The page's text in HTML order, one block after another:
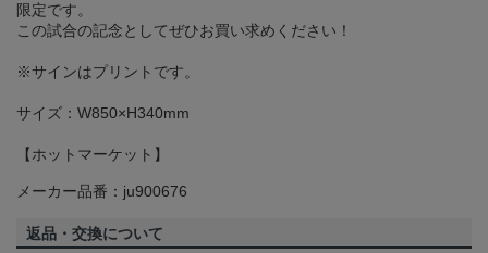
限定です。
この試合の記念としてぜひお買い求めください！
※サインはプリントです。
サイズ：W850×H340mm
【ホットマーケット】
メーカー品番：ju900676
返品・交換について